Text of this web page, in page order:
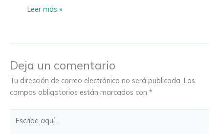
Leer más »
Deja un comentario
Tu dirección de correo electrónico no será publicada. Los
campos obligatorios están marcados con *
aquí...